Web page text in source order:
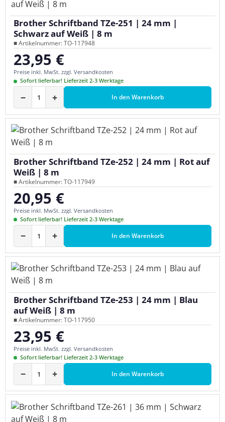
Brother Schriftband TZe-251 | 24 mm |
Schwarz auf Weiß | 8 m
■ Artikelnummer: TO-117948
Regulärer Preis:
23,95 €
Preise inkl. MwSt. zzgl. Versandkosten
Sofort lieferbar! Lieferzeit 2-3 Werktage
− + In den Warenkorb
Brother Schriftband TZe-252 | 24 mm | Rot auf
Weiß | 8 m
■ Artikelnummer: TO-117949
Regulärer Preis:
20,95 €
Preise inkl. MwSt. zzgl. Versandkosten
Sofort lieferbar! Lieferzeit 2-3 Werktage
− + In den Warenkorb
Brother Schriftband TZe-253 | 24 mm | Blau
auf Weiß | 8 m
■ Artikelnummer: TO-117950
Regulärer Preis:
23,95 €
Preise inkl. MwSt. zzgl. Versandkosten
Sofort lieferbar! Lieferzeit 2-3 Werktage
− + In den Warenkorb